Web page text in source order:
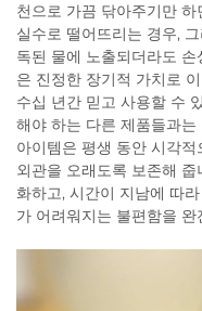
천으로 가끔 닦아주기만
실수로 떨어뜨리는 경우,
독된 물에 노출되더라도
은 진정한 장기적 가치로
수십 년간 믿고 사용할 수
해야 하는 다른 제품들과
아이템은 평생 동안 시각
외관을 오래도록 보존해
화하고, 시간이 지남에 따
가 어려워지는 불편함을 완